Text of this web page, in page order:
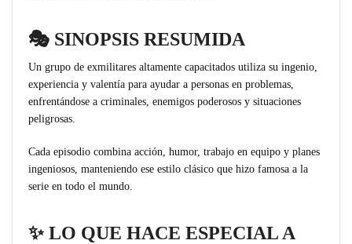
🎭 SINOPSIS RESUMIDA
Un grupo de exmilitares altamente capacitados utiliza su ingenio,
experiencia y valentía para ayudar a personas en problemas,
enfrentándose a criminales, enemigos poderosos y situaciones
peligrosas.
Cada episodio combina acción, humor, trabajo en equipo y planes
ingeniosos, manteniendo ese estilo clásico que hizo famosa a la
serie en todo el mundo.
✨ LO QUE HACE ESPECIAL A